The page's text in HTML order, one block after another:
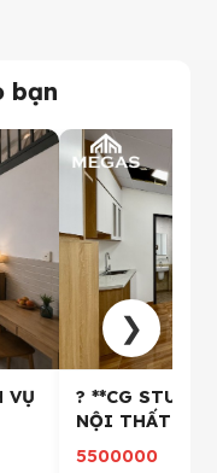
bạn
VỤ
? **CG
NỘI THẤT TẠI
5500000
❯